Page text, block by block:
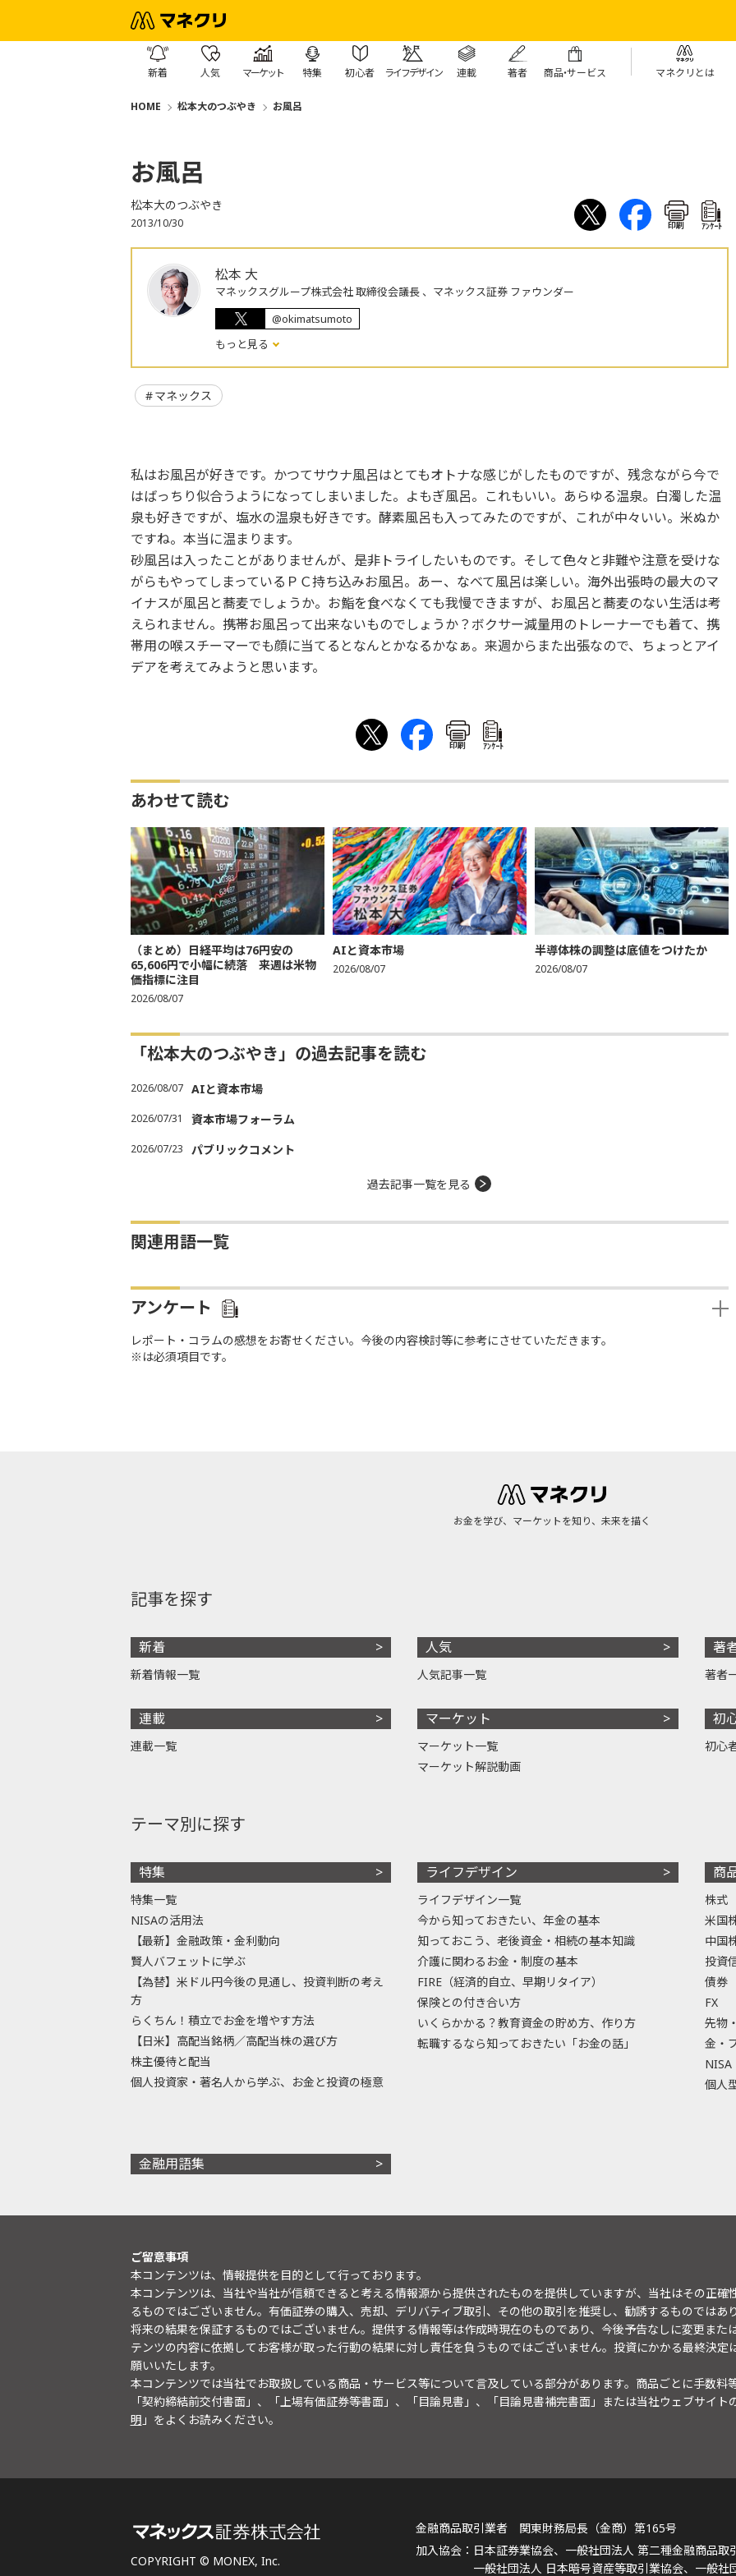
新着 人気 マーケット 特集 初心者 ライフデザイン 連載 著者 商品・サービス マネクリとは
HOME 松本大のつぶやき お風呂
お風呂
松本大のつぶやき
2013/10/30 印刷 ｱﾝｹｰﾄ
松本 大
マネックスグループ株式会社 取締役会議長 、マネックス証券 ファウンダー
@okimatsumoto
もっと見る
マネックス
私はお風呂が好きです。かつてサウナ風呂はとてもオトナな感じがしたものですが、残念ながら今で
はばっちり似合うようになってしまいました。よもぎ風呂。これもいい。あらゆる温泉。白濁した温
泉も好きですが、塩水の温泉も好きです。酵素風呂も入ってみたのですが、これが中々いい。米ぬか
ですね。本当に温まります。
砂風呂は入ったことがありませんが、是非トライしたいものです。そして色々と非難や注意を受けな
がらもやってしまっているＰＣ持ち込みお風呂。あー、なべて風呂は楽しい。海外出張時の最大のマ
イナスが風呂と蕎麦でしょうか。お鮨を食べなくても我慢できますが、お風呂と蕎麦のない生活は考
えられません。携帯お風呂って出来ないものでしょうか？ボクサー減量用のトレーナーでも着て、携
帯用の喉スチーマーでも顔に当てるとなんとかなるかなぁ。来週からまた出張なので、ちょっとアイ
デアを考えてみようと思います。
印刷 ｱﾝｹｰﾄ
あわせて読む
（まとめ）日経平均は76円安の
65,606円で小幅に続落 来週は米物
価指標に注目
2026/08/07
AIと資本市場
2026/08/07
半導体株の調整は底値をつけたか
2026/08/07
「松本大のつぶやき」の過去記事を読む
2026/08/07 AIと資本市場
2026/07/31 資本市場フォーラム
2026/07/23 パブリックコメント
過去記事一覧を見る
関連用語一覧
アンケート
レポート・コラムの感想をお寄せください。今後の内容検討等に参考にさせていただきます。
※は必須項目です。
お金を学び、マーケットを知り、未来を描く
記事を探す
新着
新着情報一覧
連載
連載一覧
人気
人気記事一覧
マーケット
マーケット一覧
マーケット解説動画
著
著者
初
初心
テーマ別に探す
特集
特集一覧
NISAの活用法
【最新】金融政策・金利動向
賢人バフェットに学ぶ
【為替】米ドル円今後の見通し、投資判断の考え
方
らくちん！積立でお金を増やす方法
【日米】高配当銘柄／高配当株の選び方
株主優待と配当
個人投資家・著名人から学ぶ、お金と投資の極意
ライフデザイン
ライフデザイン一覧
今から知っておきたい、年金の基本
知っておこう、老後資金・相続の基本知識
介護に関わるお金・制度の基本
FIRE（経済的自立、早期リタイア）
保険との付き合い方
いくらかかる？教育資金の貯め方、作り方
転職するなら知っておきたい「お金の話」
商
株式
米国
中国
投資
債券
FX
先物
金・
NISA
個人
金融用語集
ご留意事項
本コンテンツは、情報提供を目的として行っております。
本コンテンツは、当社や当社が信頼できると考える情報源から提供されたものを提供していますが、当社はその正
るものではございません。有価証券の購入、売却、デリバティブ取引、その他の取引を推奨し、勧誘するものではあ
将来の結果を保証するものではございません。提供する情報等は作成時現在のものであり、今後予告なしに変更また
テンツの内容に依拠してお客様が取った行動の結果に対し責任を負うものではございません。投資にかかる最終決
願いいたします。
本コンテンツでは当社でお取扱している商品・サービス等について言及している部分があります。商品ごとに手数料
「契約締結前交付書面」、「上場有価証券等書面」、「目論見書」、「目論見書補完書面」または当社ウェブサイト
明 」をよくお読みください。
COPYRIGHT © MONEX, Inc.
金融商品取引業者 関東財務局長（金商）第165号
日本証券業協会、一般社団法人 第二種金融商品取
一般社団法人 日本暗号資産等取引業協会、一般社